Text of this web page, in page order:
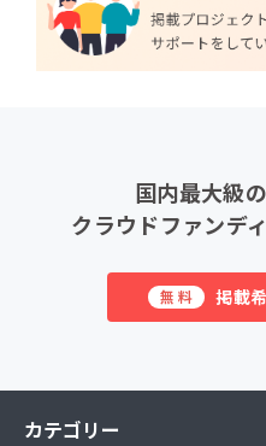
国内最大級
クラウドファンデ
無料 掲載
カテゴリー